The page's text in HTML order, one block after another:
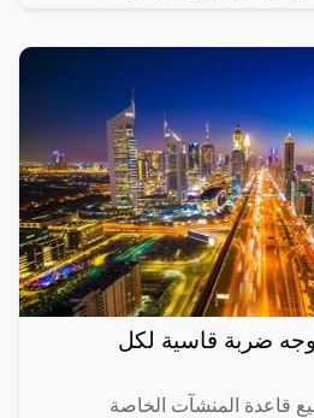
ضربة قاسية لكل
قاعدة المنشآت الخاصة